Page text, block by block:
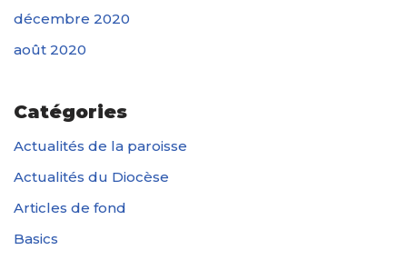
décembre 2020
août 2020
Catégories
Actualités de la paroisse
Actualités du Diocèse
Articles de fond
Basics